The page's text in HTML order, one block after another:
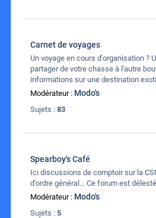
Carnet de voyages
Un voyage en cours d'organisation ?
partager de votre chasse à l'autre
informations sur une destination
Modérateur : Modo's
Sujets : 83
Spearboy's Café
Ici discussions de comptoir sur la
d'ordre général... Ce forum est
Modérateur : Modo's
Sujets : 5